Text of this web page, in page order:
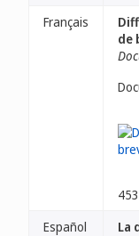
Français
de
Español
La